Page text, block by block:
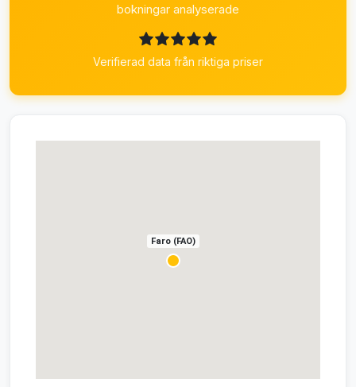
bokningar analyserade
Verifierad data från riktiga priser
Faro (FAO)